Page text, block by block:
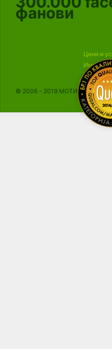
фанови
Цени и
© 2006 - 2019 МОТИКА, Сите